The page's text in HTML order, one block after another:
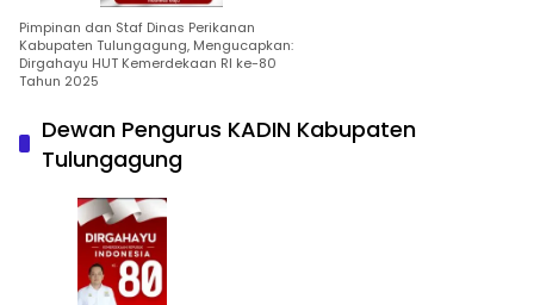
Pimpinan dan Staf Dinas Perikanan
Kabupaten Tulungagung, Mengucapkan:
Dirgahayu HUT Kemerdekaan RI ke-80
Tahun 2025
Dewan Pengurus KADIN Kabupaten
Tulungagung